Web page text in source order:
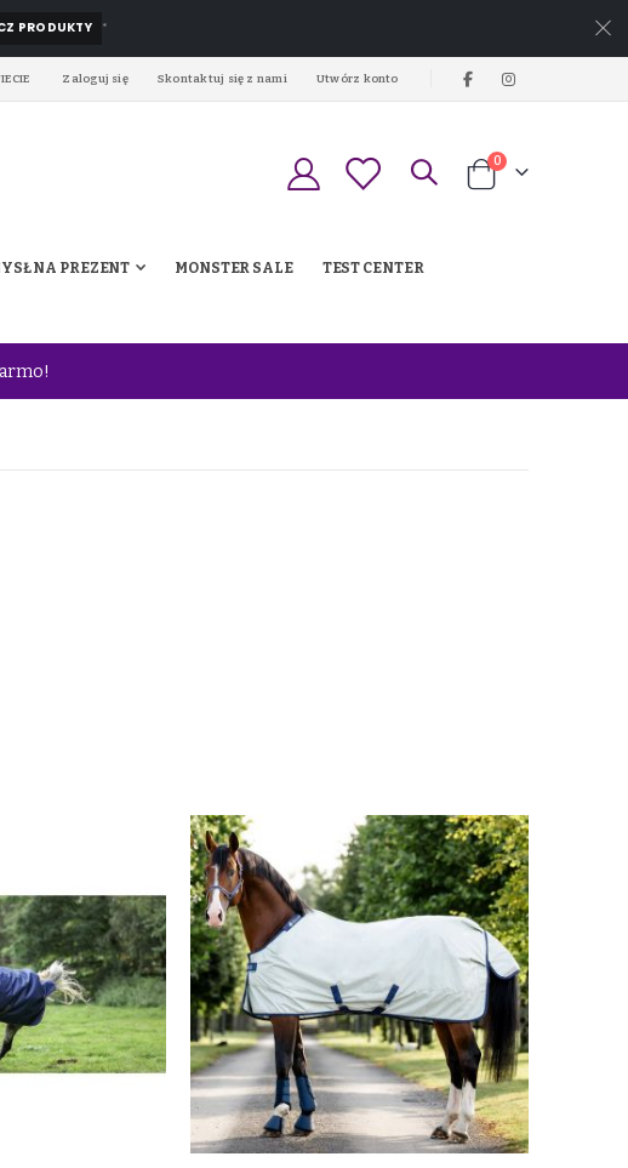
PRODUKTY *
Zaloguj się Skontaktuj się z nami Utwórz konto
Koszyk
0produkty
NA PREZENT MONSTER SALE TEST CENTER